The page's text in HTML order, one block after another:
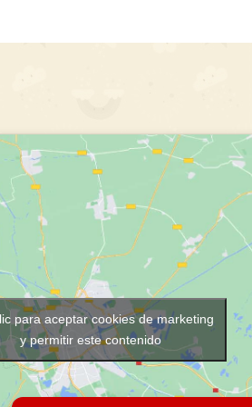
para aceptar cookies de marketing
y permitir este contenido